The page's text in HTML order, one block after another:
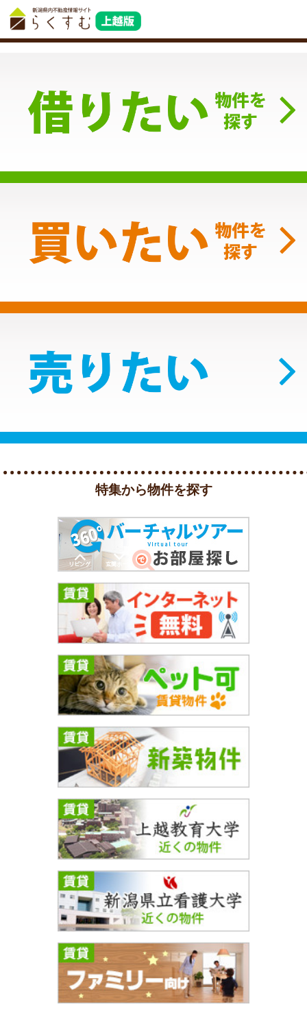
特集から物件を探す
サービス利用規約｜
運営会社｜お問合せ
不動産検索サイト「らくすむ」及び関連サイトに記載の不動産情報は、会員規約に則り、情報提供
会社様の責任のもとに発信されております。
不動産の賃借、購入に関しては賃借者、購入者ご自身が情報を確認され、会社企業様から説明を受
けられたうえで判断をお願いいたします。
不動産検索サイト「らくすむ」及び関連サイトに記載の不動産情報、写真、デザイン、コンテンツ